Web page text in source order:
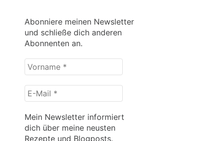
Abonniere meinen Newsletter
und schließe dich anderen
Abonnenten an.
Vorname
*
E-
Mail
*
Mein Newsletter informiert
dich über meine neusten
Rezepte und Blogposts.